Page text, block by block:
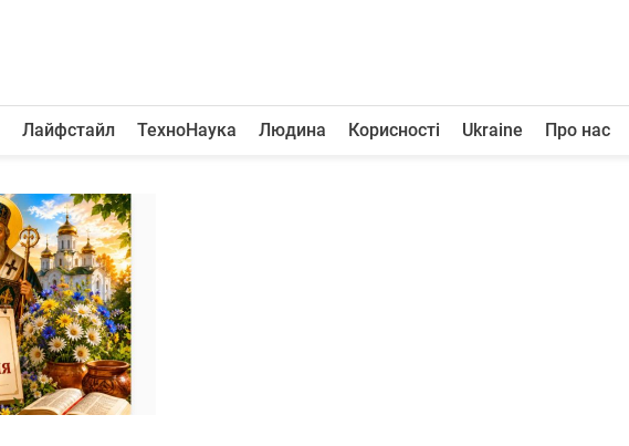
Лайфстайл ТехноНаука Людина Корисності Ukraine Про нас